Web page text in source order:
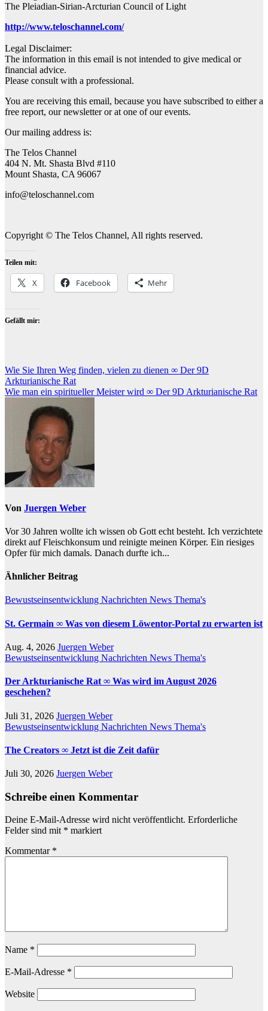
The Pleiadian-Sirian-Arcturian Council of Light
http://www.teloschannel.com/
Legal Disclaimer:
The information in this email is not intended to give medical or
financial advice.
Please consult with a professional.
You are receiving this email, because you have subscribed to either a
free report, our newsletter or at one of our events.
Our mailing address is:
The Telos Channel
404 N. Mt. Shasta Blvd #110
Mount Shasta, CA 96067
info@teloschannel.com
Copyright © The Telos Channel, All rights reserved.
Teilen mit:
X Facebook Mehr
Gefällt mir:
Beitragsnavigation
Wie Sie Ihren Weg finden, vielen zu dienen ∞ Der 9D
Arkturianische Rat
Wie man ein spiritueller Meister wird ∞ Der 9D Arkturianische Rat
Von Juergen Weber
Vor 30 Jahren wollte ich wissen ob Gott echt besteht. Ich verzichtete
direkt auf Fleischkonsum und reinigte meinen Körper. Ein riesiges
Opfer für mich damals. Danach durfte ich...
Ähnlicher Beitrag
Bewustseinsentwicklung Nachrichten News Thema's
St. Germain ∞ Was von diesem Löwentor-Portal zu erwarten ist
Aug. 4, 2026 Juergen Weber
Bewustseinsentwicklung Nachrichten News Thema's
Der Arkturianische Rat ∞ Was wird im August 2026
geschehen?
Juli 31, 2026 Juergen Weber
Bewustseinsentwicklung Nachrichten News Thema's
The Creators ∞ Jetzt ist die Zeit dafür
Juli 30, 2026 Juergen Weber
Schreibe einen Kommentar
Deine E-Mail-Adresse wird nicht veröffentlicht. Erforderliche
Felder sind mit * markiert
Kommentar *
Name *
E-Mail-Adresse *
Website